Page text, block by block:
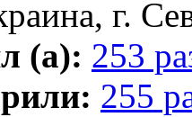
г.
(а): 253
255